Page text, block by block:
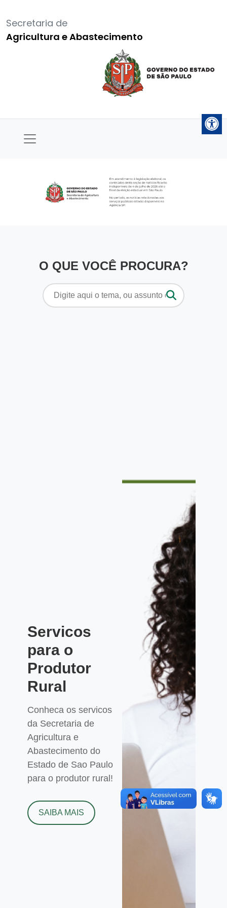
Secretaria de
Agricultura e Abastecimento
O QUE VOCÊ PROCURA?
Pesquisar
por:
Servicos
para o
Produtor
Rural
Conheca os servicos
da Secretaria de
Agricultura e
Abastecimento do
Estado de Sao Paulo
para o produtor rural!
SAIBA MAIS